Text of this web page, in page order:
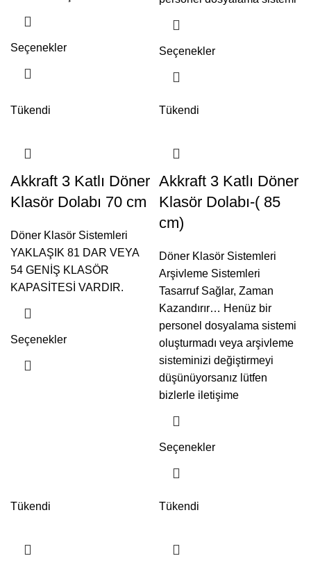
Seçenekler Seçenekler
Tükendi
Akkraft 3 Katlı Döner
Klasör Dolabı 70 cm
Döner Klasör Sistemleri
YAKLAŞIK 81 DAR VEYA
54 GENİŞ KLASÖR
KAPASİTESİ VARDIR.
Seçenekler
Tükendi
Akkraft 3 Katlı Döner
Klasör Dolabı-( 85
cm)
Döner Klasör Sistemleri
Arşivleme Sistemleri
Tasarruf Sağlar, Zaman
Kazandırır… Henüz bir
personel dosyalama sistemi
oluşturmadı veya arşivleme
sisteminizi değiştirmeyi
düşünüyorsanız lütfen
bizlerle iletişime
Seçenekler
Tükendi Tükendi